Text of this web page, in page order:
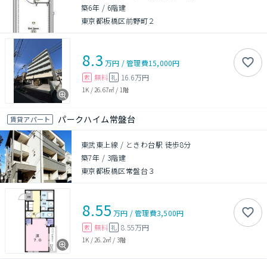
築6年 / 6階建
東京都板橋区前野町２
8.3 万円 /管理費15,000円
敷 無料 礼 16.6万円
1K / 26.67㎡ / 1階
賃貸アパート パークハイム常盤台
東武東上線 / ときわ台駅 徒歩8分
築7年 / 3階建
東京都板橋区常盤台３
8.55 万円 /管理費3,500円
敷 無料 礼 8.55万円
1K / 26.2㎡ / 3階